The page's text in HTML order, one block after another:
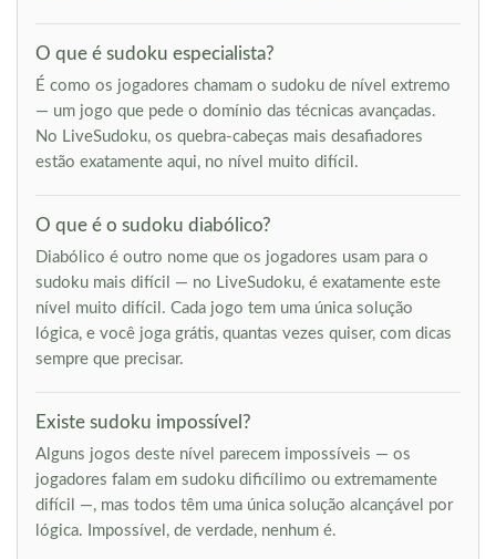
O que é sudoku especialista?
É como os jogadores chamam o sudoku de nível extremo
— um jogo que pede o domínio das técnicas avançadas.
No LiveSudoku, os quebra-cabeças mais desafiadores
estão exatamente aqui, no nível muito difícil.
O que é o sudoku diabólico?
Diabólico é outro nome que os jogadores usam para o
sudoku mais difícil — no LiveSudoku, é exatamente este
nível muito difícil. Cada jogo tem uma única solução
lógica, e você joga grátis, quantas vezes quiser, com dicas
sempre que precisar.
Existe sudoku impossível?
Alguns jogos deste nível parecem impossíveis — os
jogadores falam em sudoku dificílimo ou extremamente
difícil —, mas todos têm uma única solução alcançável por
lógica. Impossível, de verdade, nenhum é.